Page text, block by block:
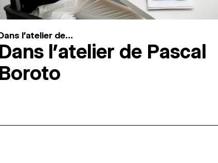
l'atelier de...
Dans l’atelier de Pascal
Boroto